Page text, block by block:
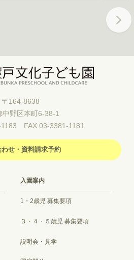
Next
〒164-8638
中野区本町6-38-1
FAX 03-3381-1181
わせ・資料請求予約
入園案内
1・2歳児 募集要項
３・４・５歳児 募集要項
説明会・見学